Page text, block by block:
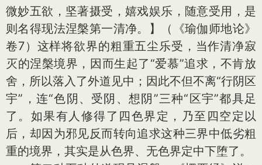
微妙五欲，坚著摄受，嬉戏娱乐，随意受用，是
则名得现法涅槃第一清净。】（《瑜伽师地论》
卷7）这样将欲界的粗重五尘乐受，当作清净寂
灭的涅槃境界，因而生起了“爱慕”追求，不肯放
舍，所以落入了外道见中；因此不但不离“行阴区
宇”，连“色阴、受阴、想阴”三种“区宇”都具足
了。如果有人修得了四色界定，乃至四空定以
后，却因为邪见反而转向追求这种三界中低劣粗
重的境界，其实是从色界、无色界定中下堕了。